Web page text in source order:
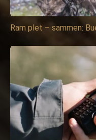
Ram plet – sammen: